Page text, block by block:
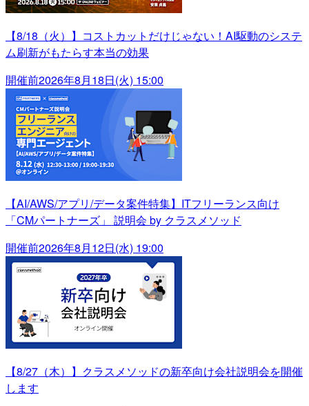
【8/18（火）】コストカットだけじゃない！AI駆動のシステ
ム刷新がもたらす本当の効果
開催前2026年8月18日(火) 15:00
【AI/AWS/アプリ/データ案件特集】ITフリーランス向け
「CMパートナーズ」 説明会 by クラスメソッド
開催前2026年8月12日(水) 19:00
【8/27（木）】クラスメソッドの新卒向け会社説明会を開催
します